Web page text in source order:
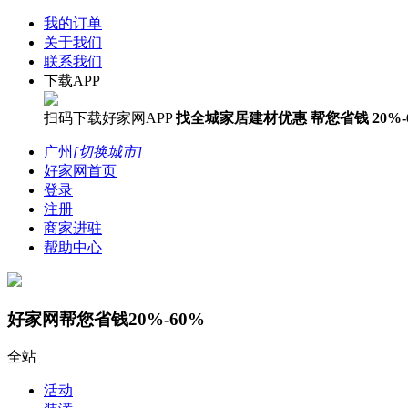
我的订单
关于我们
联系我们
下载APP
扫码下载好家网APP 找全城家居建材优惠 帮您省钱
广州 [切换城市]
好家网首页
登录
注册
商家进驻
帮助中心
好家网帮您省钱20%-60%
全站
活动